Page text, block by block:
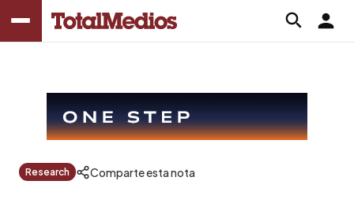
Research Comparte esta nota